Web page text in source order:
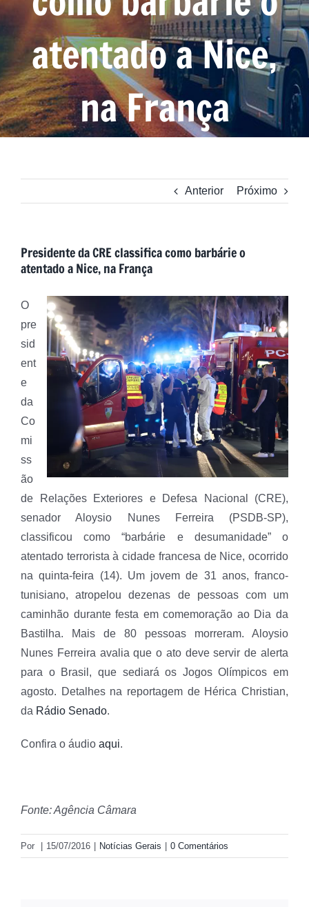
atentado a Nice,
na França
Anterior Próximo
Presidente da CRE classifica como barbárie o
atentado a Nice, na França
O
pre
sid
ent
e
da
Co
mi
ss
ão
de Relações Exteriores e Defesa Nacional (CRE),
senador Aloysio Nunes Ferreira (PSDB-SP),
classificou como “barbárie e desumanidade” o
atentado terrorista à cidade francesa de Nice, ocorrido
na quinta-feira (14). Um jovem de 31 anos, franco-
tunisiano, atropelou dezenas de pessoas com um
caminhão durante festa em comemoração ao Dia da
Bastilha. Mais de 80 pessoas morreram. Aloysio
Nunes Ferreira avalia que o ato deve servir de alerta
para o Brasil, que sediará os Jogos Olímpicos em
agosto. Detalhes na reportagem de Hérica Christian,
da Rádio Senado.
Confira o áudio aqui.
Fonte: Agência Câmara
Por 15/07/2016 Notícias Gerais 0 Comentários